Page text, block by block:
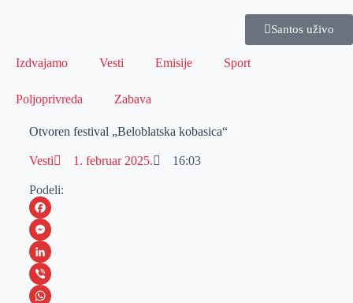
Santos uživo
Izdvajamo Vesti Emisije Sport
Poljoprivreda Zabava
Otvoren festival „Beloblatska kobasica“
Vesti 1. februar 2025. 16:03
Podeli:
F
a
c
e
M
e
s
L
iV